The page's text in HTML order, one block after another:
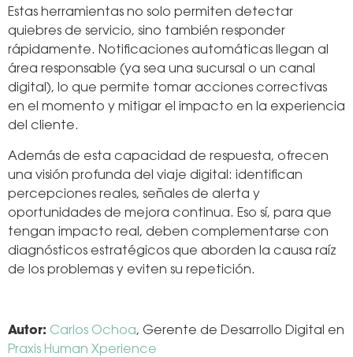
Estas herramientas no solo permiten detectar
quiebres de servicio, sino también responder
rápidamente. Notificaciones automáticas llegan al
área responsable (ya sea una sucursal o un canal
digital), lo que permite tomar acciones correctivas
en el momento y mitigar el impacto en la experiencia
del cliente.
Además de esta capacidad de respuesta, ofrecen
una visión profunda del viaje digital: identifican
percepciones reales, señales de alerta y
oportunidades de mejora continua. Eso sí, para que
tengan impacto real, deben complementarse con
diagnósticos estratégicos que aborden la causa raíz
de los problemas y eviten su repetición.
Autor: Carlos Ochoa, Gerente de Desarrollo Digital en
Praxis Human Xperience